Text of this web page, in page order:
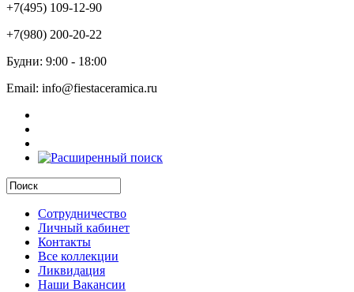
+7(495) 109-12-90
+7(980) 200-20-22
Будни: 9:00 - 18:00
Email: info@fiestaceramica.ru
Сотрудничество
Личный кабинет
Контакты
Все коллекции
Ликвидация
Наши Вакансии